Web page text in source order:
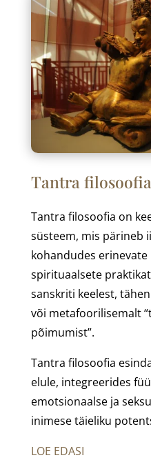
Tantra filosoofia
Tantra filosoofia on
süsteem, mis pärineb
kohandudes
spirituaalsete
sanskriti keelest,
või metafoorilisemalt
põimumist”.
Tantra filosoofia
elule, integreerides
emotsionaalse ja
inimese täieliku
LOE EDASI